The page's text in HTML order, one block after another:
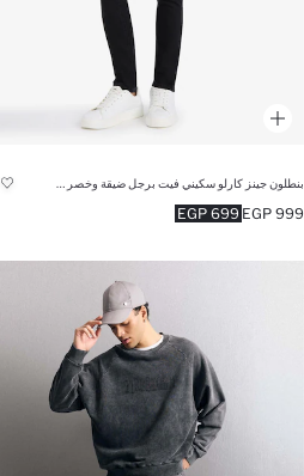
699 EGP 999 EGP